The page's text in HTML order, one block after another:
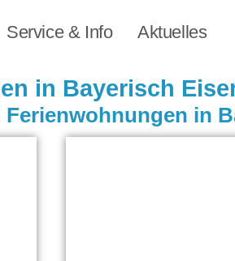
Service & Info Aktuelles
in Bayerisch